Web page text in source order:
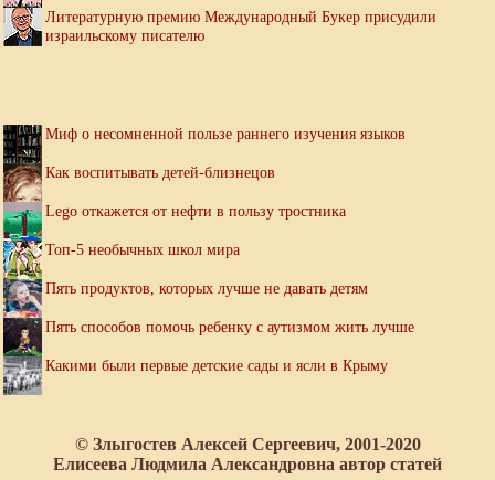
Литературную премию Международный Букер присудили
израильскому писателю
Миф о несомненной пользе раннего изучения языков
Как воспитывать детей-близнецов
Lego откажется от нефти в пользу тростника
Топ-5 необычных школ мира
Пять продуктов, которых лучше не давать детям
Пять способов помочь ребенку с аутизмом жить лучше
Какими были первые детские сады и ясли в Крыму
© Злыгостев Алексей Сергеевич, 2001-2020
Елисеева Людмила Александровна автор статей